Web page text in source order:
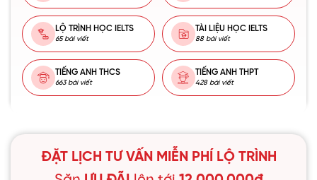
LỘ TRÌNH HỌC IELTS
65 bài viết
TÀI LIỆU HỌC IELTS
88 bài viết
TIẾNG ANH THCS
663 bài viết
TIẾNG ANH THPT
428 bài viết
ĐẶT LỊCH TƯ VẤN MIỄN PHÍ LỘ TRÌNH